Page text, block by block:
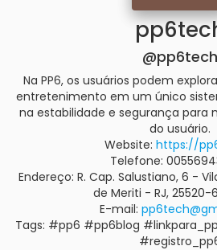
@pp6tech
Na PP6, os usuários podem
entretenimento em um único
na estabilidade e segurança para
do usuário.
Website: https://
Telefone:
Endereço: R. Cap. Salustiano, 6 -
de Meriti - RJ, 25520-
E-mail:
Tags: #pp6 #pp6blog